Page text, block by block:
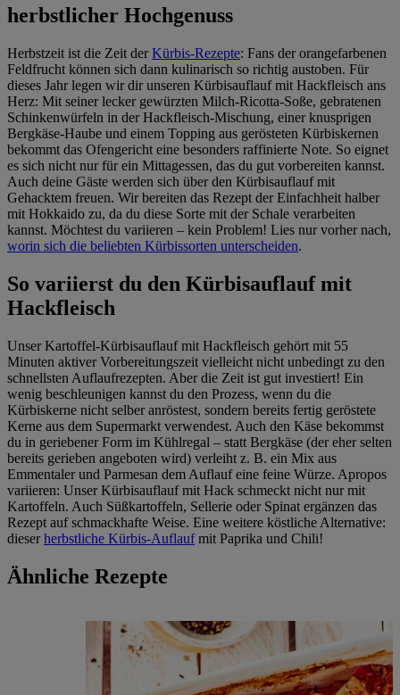
herbstlicher Hochgenuss
Herbstzeit ist die Zeit derKürbis-Rezepte: Fans der orangefarbenen
Feldfrucht können sich dann kulinarisch so richtig austoben. Für
dieses Jahr legen wir dir unseren Kürbisauflauf mit Hackfleisch ans
Herz: Mit seiner lecker gewürzten Milch-Ricotta-Soße, gebratenen
Schinkenwürfeln in der Hackfleisch-Mischung, einer knusprigen
Bergkäse-Haube und einem Topping aus gerösteten Kürbiskernen
bekommt das Ofengericht eine besonders raffinierte Note. So eignet
es sich nicht nur für ein Mittagessen, das du gut vorbereiten kannst.
Auch deine Gäste werden sich über den Kürbisauflauf mit
Gehacktem freuen. Wir bereiten das Rezept der Einfachheit halber
mit Hokkaido zu, da du diese Sorte mit der Schale verarbeiten
kannst. Möchtest du variieren – kein Problem! Lies nur vorher nach,
worin sich die beliebten Kürbissorten unterscheiden.
So variierst du den Kürbisauflauf mit
Hackfleisch
Unser Kartoffel-Kürbisauflauf mit Hackfleisch gehört mit 55
Minuten aktiver Vorbereitungszeit vielleicht nicht unbedingt zu den
schnellsten Auflaufrezepten. Aber die Zeit ist gut investiert! Ein
wenig beschleunigen kannst du den Prozess, wenn du die
Kürbiskerne nicht selber anröstest, sondern bereits fertig geröstete
Kerne aus dem Supermarkt verwendest. Auch den Käse bekommst
du in geriebener Form im Kühlregal – statt Bergkäse (der eher selten
bereits gerieben angeboten wird) verleiht z. B. ein Mix aus
Emmentaler und Parmesan dem Auflauf eine feine Würze. Apropos
variieren: Unser Kürbisauflauf mit Hack schmeckt nicht nur mit
Kartoffeln. Auch Süßkartoffeln, Sellerie oder Spinat ergänzen das
Rezept auf schmackhafte Weise. Eine weitere köstliche Alternative:
dieserherbstliche Kürbis-Auflaufmit Paprika und Chili!
Ähnliche Rezepte